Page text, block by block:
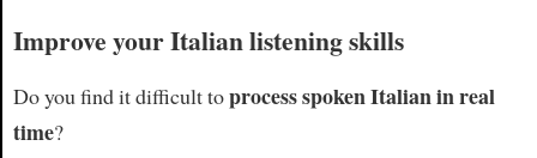
Improve your Italian listening skills
Do you find it difficult toprocess spoken Italian in real
time?